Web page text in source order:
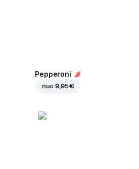
Pepperoni
nuo9,95 €